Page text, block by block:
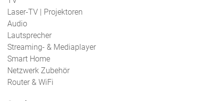
Laser-TV | Projektoren
Audio
Lautsprecher
Streaming- & Mediaplayer
Smart Home
Netzwerk Zubehör
Router & WiFi